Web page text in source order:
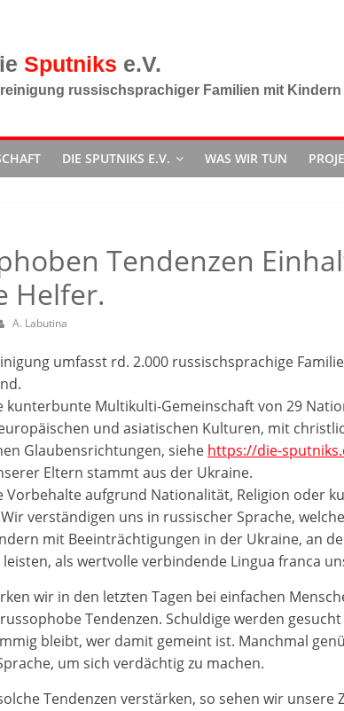
Sputniks
russischsprachiger Familien mit
DIE SPUTNIKS E.V. WAS WIR TUN
Tendenzen
Helfer.
A. Labutina
umfasst rd. 2.000 russischsprachige
kunterbunte Multikulti-Gemeinschaft von 29
und asiatischen Kulturen, mit
Glaubensrichtungen, siehe https://die-
Eltern stammt aus der Ukraine.
Vorbehalte aufgrund Nationalität, Religion oder
verständigen uns in russischer Sprache,
mit Beeinträchtigungen in der Ukraine, an
als wertvolle verbindende Lingua franca
wir in den letzten Tagen bei einfachen
Tendenzen. Schuldige werden gesucht
bleibt, wer damit gemeint ist. Manchmal
um sich verdächtig zu machen.
Tendenzen verstärken, so sehen wir unsere